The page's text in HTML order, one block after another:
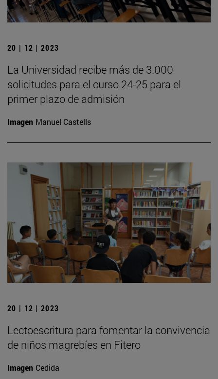
20 | 12 | 2023
La Universidad recibe más de 3.000
solicitudes para el curso 24-25 para el
primer plazo de admisión
Imagen Manuel Castells
20 | 12 | 2023
Lectoescritura para fomentar la convivencia
de niños magrebíes en Fitero
Imagen Cedida